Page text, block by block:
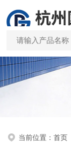
当前位置：首页